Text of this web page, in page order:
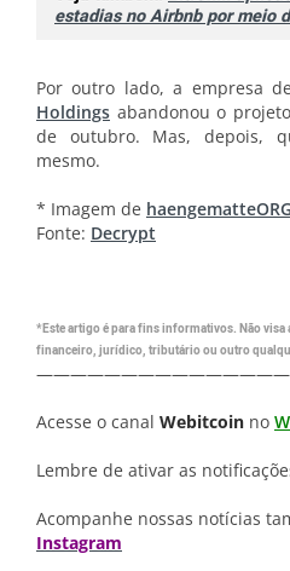
estadias no Airbnb por meio
Por outro lado, a empresa
Holdings abandonou o
de outubro. Mas, depois,
mesmo.
* Imagem de haengematteORG
Fonte: Decrypt
*Este artigo é para fins informativos. Não
financeiro, jurídico, tributário ou outro
Acesse o canal Webitcoin no
Lembre de ativar as
Acompanhe nossas notícias
Instagram